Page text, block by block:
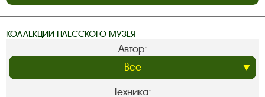
КОЛЛЕКЦИИ ПЛЕССКОГО МУЗЕЯ
Автор:
Техника: